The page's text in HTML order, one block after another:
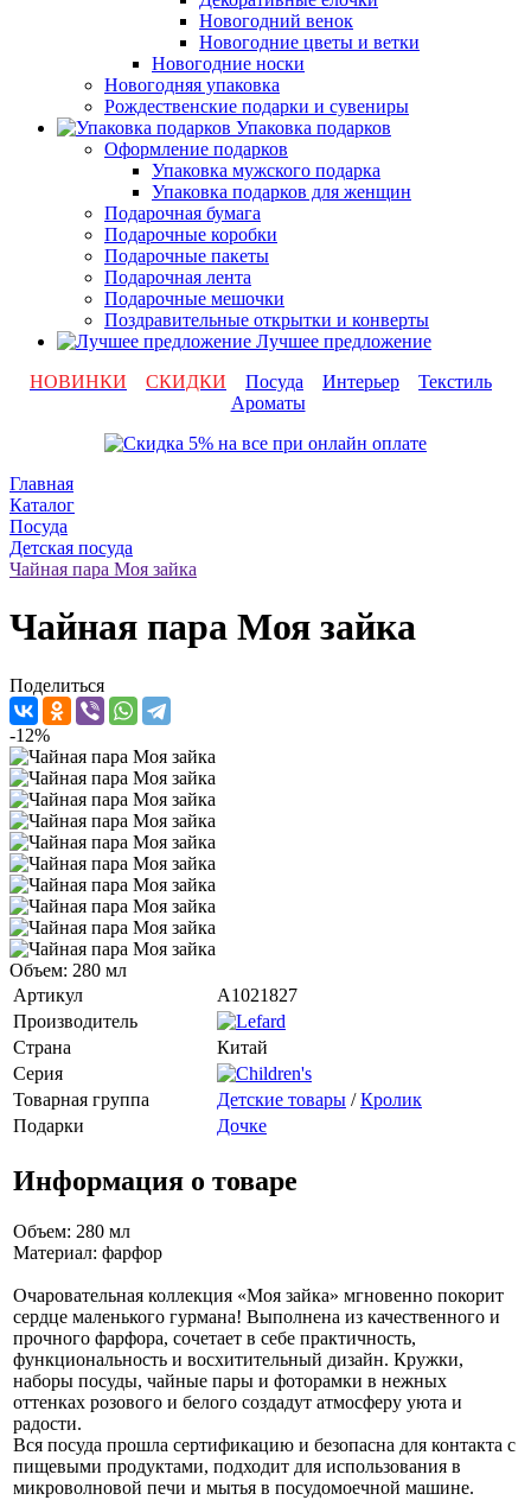
Новогодний венок
Новогодние цветы и ветки
Новогодние носки
Новогодняя упаковка
Рождественские подарки и сувениры
Упаковка подарков
Оформление подарков
Упаковка мужского подарка
Упаковка подарков для женщин
Подарочная бумага
Подарочные коробки
Подарочные пакеты
Подарочная лента
Подарочные мешочки
Поздравительные открытки и конверты
Лучшее предложение
НОВИНКИ
СКИДКИ Посуда Интерьер
Текстиль
Ароматы
Главная
Каталог
Посуда
Детская посуда
Чайная пара Моя зайка
Чайная пара Моя зайка
Поделиться
-12%
Объем: 280 мл
Артикул
A1021827
Производитель
Страна
Китай
Серия
Товарная группа
Детские товары /Кролик
Подарки
Дочке
Информация о товаре
Объем: 280 мл
Материал: фарфор
Очаровательная коллекция «Моя зайка» мгновенно покорит
сердце маленького гурмана! Выполнена из качественного и
прочного фарфора, сочетает в себе практичность,
функциональность и восхитительный дизайн. Кружки,
наборы посуды, чайные пары и фоторамки в нежных
оттенках розового и белого создадут атмосферу уюта и
радости.
Вся посуда прошла сертификацию и безопасна для контакта с
пищевыми продуктами, подходит для использования в
микроволновой печи и мытья в посудомоечной машине.